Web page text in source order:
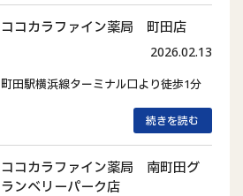
ココカラファイン薬局 町田店
2026.02.13
町田駅横浜線ターミナル口より徒歩1分
続きを読む
ココカラファイン薬局 南町田グ
ランベリーパーク店